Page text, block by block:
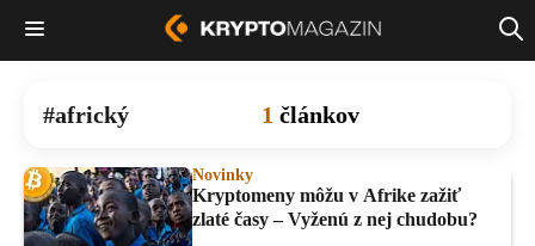
africký 1 článkov
Novinky
Kryptomeny môžu v Afrike zažiť
zlaté časy – Vyženú z nej chudobu?